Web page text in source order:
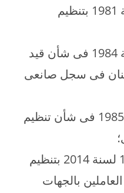
وعلى القانون رقم 51 لسنة 1981 بتنظيم
وعلى القانون رقم 15 لسنة 1984 فى شأن قيد
فى سجل صانعى
وعلى القانون رقم 3 لسنة 1985 فى شأن تنظيم
وعلى القرار بقانون رقم 14 لسنة 2014 بتنظيم
بالجهات